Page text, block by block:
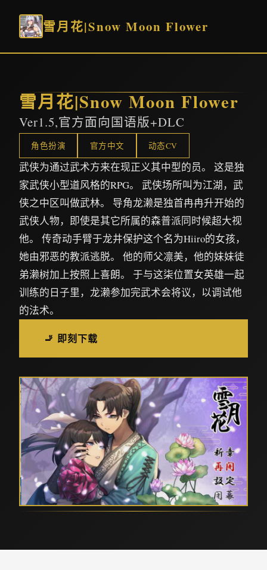
雪月花|Snow Moon Flower
雪月花|Snow Moon Flower
Ver1.5,官方面向国语版+DLC
角色扮演 官方中文 动态CV
武侠为通过武术方来在现正义其中型的员。 这是独
家武侠小型道风格的RPG。 武侠场所叫为江湖，武
侠之中区叫做武林。 导角龙濑是独首冉冉升开始的
武侠人物，即使是其它所属的森普派同时候超大视
他。 传奇动手臂于龙井保护这个名为Hiiro的女孩，
她由邪恶的教派逃脱。 他的师父凛美，他的妹妹徒
弟濑树加上按照上喜朗。 于与这柒位置女英雄一起
训练的日子里，龙濑参加完武术会将议，以调试他
的法术。
🚬 即刻下载